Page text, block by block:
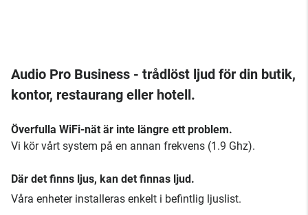
Audio Pro Business - trådlöst ljud för din butik,
kontor, restaurang eller hotell.
Överfulla WiFi-nät är inte längre ett problem.
Vi kör vårt system på en annan frekvens (1.9 Ghz).
Där det finns ljus, kan det finnas ljud.
Våra enheter installeras enkelt i befintlig ljuslist.